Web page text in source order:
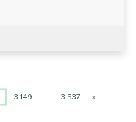
3 149 … 3 537 »